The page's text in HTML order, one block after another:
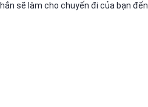
sẽ làm cho chuyến đi của bạn đến